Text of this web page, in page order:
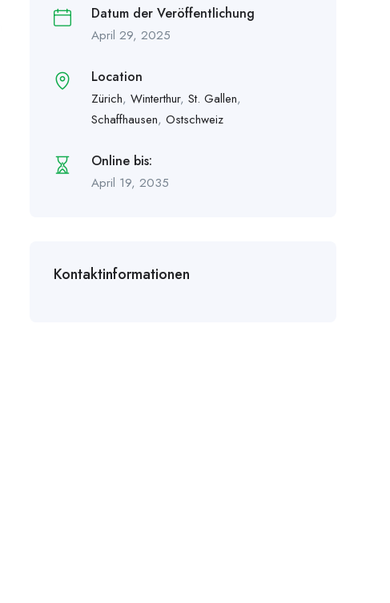
Datum der Veröffentlichung
April 29, 2025
Location
Zürich, Winterthur, St. Gallen,
Schaffhausen, Ostschweiz
Online bis:
April 19, 2035
Kontaktinformationen